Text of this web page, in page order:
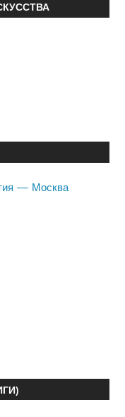
— Москва